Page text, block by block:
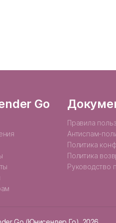
Go
Правила
Антиспам-
Политика
Политика
Руководство